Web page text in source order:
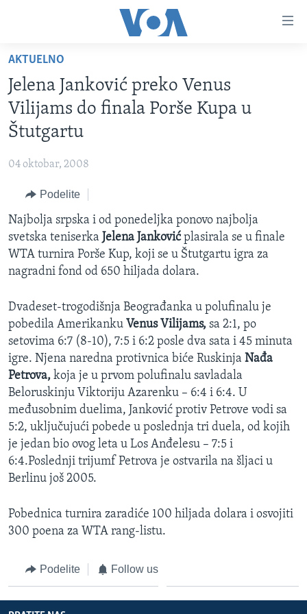
glavni
sadržaj
Idi
glavnu
Idi
pretragu
NASLOVNA
RUBRIKE
AMERIKA
GLOBALNE TEME
EKONOMIJA
NAUKA I TEHNOLOGIJA
KULTURA
SPORT
INTERVJU
TV PROGRAM
IZ AMERIKE
Learning English
PRATITE NAS
Jezici
AKTUELNO
Jelena Janković preko Venus
Vilijams do finala Porše Kupa u
Štutgartu
04 oktobar, 2008
Podelite
Najbolja srpska i od ponedeljka ponovo najbolja
svetska teniserka Jelena Jankovićplasirala se u finale
WTA turnira Porše Kup, koji se u Štutgartu igra za
nagradni fond od 650 hiljada dolara.
Dvadeset-trogodišnja Beograđanka u polufinalu je
pobedila Amerikanku Venus Vilijams, sa 2:1, po
setovima 6:7 (8-10), 7:5 i 6:2 posle dva sata i 45 minuta
igre. Njena naredna protivnica biće Ruskinja Nađa
Petrova, koja je u prvom polufinalu savladala
Beloruskinju Viktoriju Azarenku – 6:4 i 6:4. U
međusobnim duelima, Janković protiv Petrove vodi sa
5:2, uključujući pobede u poslednja tri duela, od kojih
je jedan bio ovog leta u Los Anđelesu – 7:5 i
6:4.Poslednji trijumf Petrova je ostvarila na šljaci u
Berlinu još 2005.
Pobednica turnira zaradiće 100 hiljada dolara i osvojiti
300 poena za WTA rang-listu.
Podelite Follow us